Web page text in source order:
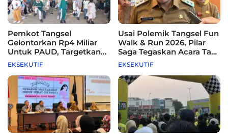
Pemkot Tangsel
Gelontorkan Rp4 Miliar
Untuk PAUD, Targetkan
115 Sekolah
EKSEKUTIF
Usai Polemik Tangsel Fun
Walk & Run 2026, Pilar
Saga Tegaskan Acara Tak
Difasilitasi Pemkot
EKSEKUTIF